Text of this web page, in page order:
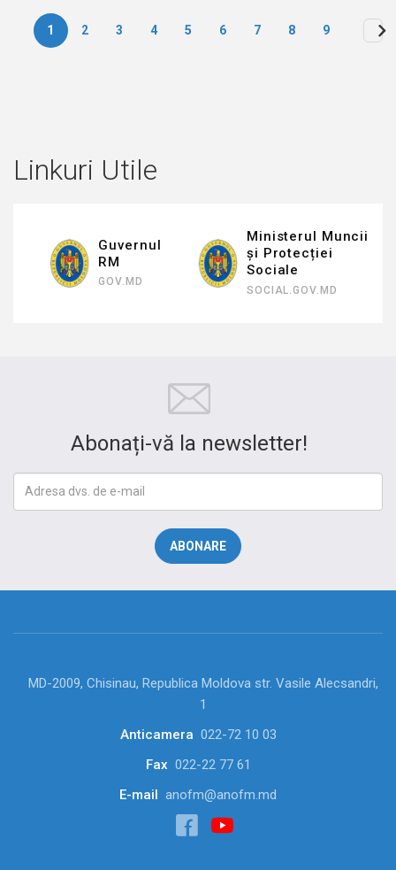
Paginare
1 2 3 4 5 6 7 8 9
Linkuri Utile
Guvernul
RM
GOV.MD
Ministerul Muncii
și Protecției
Sociale
SOCIAL.GOV.MD
Abonați-vă la newsletter!
MD-2009, Chisinau, Republica Moldova str. Vasile Alecsandri,
1
Anticamera 022-72 10 03
Fax 022-22 77 61
E-mail anofm@anofm.md